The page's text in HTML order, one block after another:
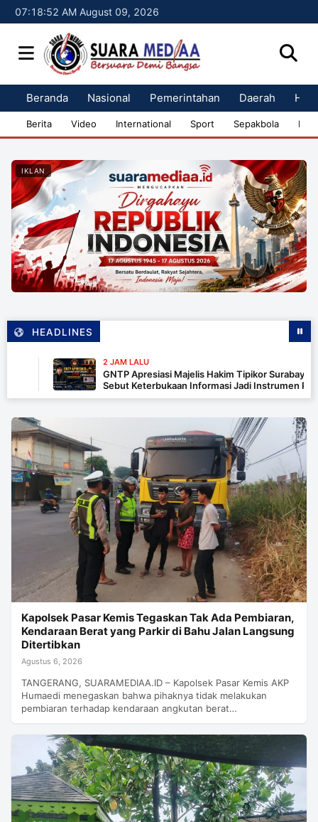
07:18:52 AM August 09, 2026
Beranda Nasional Pemerintahan Daerah
Berita Video International Sport Sepakbola
IKLAN
HEADLINES
2 JAM LALU
GNTP Apresiasi Majelis Hakim Tipikor Surabaya dan
Sebut Keterbukaan Informasi Jadi Instrumen
Korupsi
Kapolsek Pasar Kemis Tegaskan Tak Ada Pembiaran,
Kendaraan Berat yang Parkir di Bahu Jalan Langsung
Ditertibkan
Agustus 6, 2026
TANGERANG, SUARAMEDIAA.ID – Kapolsek Pasar Kemis AKP
Humaedi menegaskan bahwa pihaknya tidak melakukan
pembiaran terhadap kendaraan angkutan berat…